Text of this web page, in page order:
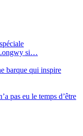
Longwy si…
barque qui inspire
pas eu le temps d’être